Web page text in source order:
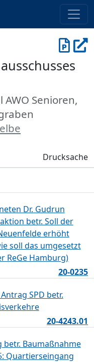
AWO Senioren,
Drucksache
Dr. Gudrun
betr. Soll der
erhöht
soll das umgesetzt
ReGe Hamburg)
20-0235
SPD betr.
20-4243.01
betr. Baumaßnahme
Quartierseingang